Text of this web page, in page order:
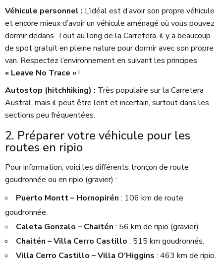
Véhicule personnel : L’idéal est d’avoir son propre véhicule
et encore mieux d’avoir un véhicule aménagé où vous pouvez
dormir dedans. Tout au long de la Carretera, il y a beaucoup
de spot gratuit en pleine nature pour dormir avec son propre
van. Respectez l’environnement en suivant les principes
« Leave No Trace »!
Autostop (hitchhiking) : Très populaire sur la Carretera
Austral, mais il peut être lent et incertain, surtout dans les
sections peu fréquentées.
2. Préparer votre véhicule pour les
routes en ripio
Pour information, voici les différents tronçon de route
goudronnée ou en ripio (gravier) :
Puerto Montt – Hornopirén : 106 km de route
goudronnée.
Caleta Gonzalo – Chaitén : 56 km de ripio (gravier).
Chaitén – Villa Cerro Castillo : 515 km goudronnés.
Villa Cerro Castillo – Villa O’Higgins : 463 km de ripio.